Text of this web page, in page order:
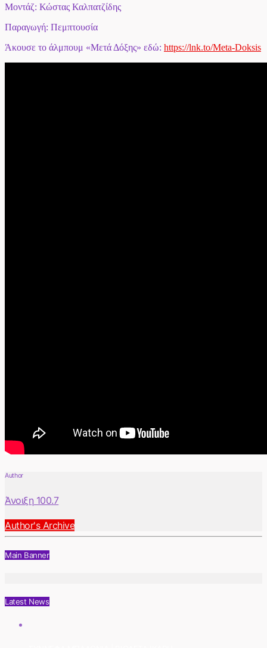
Μοντάζ: Κώστας Καλπατζίδης
Παραγωγή: Πεμπτουσία
Άκουσε το άλμπουμ «Μετά Δόξης» εδώ: https://lnk.to/Meta-Doksis
Author
Άνοιξη 100.7
Author's Archive
Main Banner
Latest News